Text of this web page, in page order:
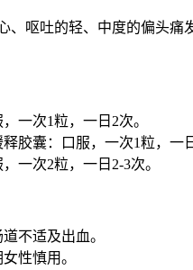
、呕吐的轻、中度的偏头痛
一次1粒，一日2次。
胶囊：口服，一次1粒，一
一次2粒，一日2-3次。
不适及出血。
性慎用。